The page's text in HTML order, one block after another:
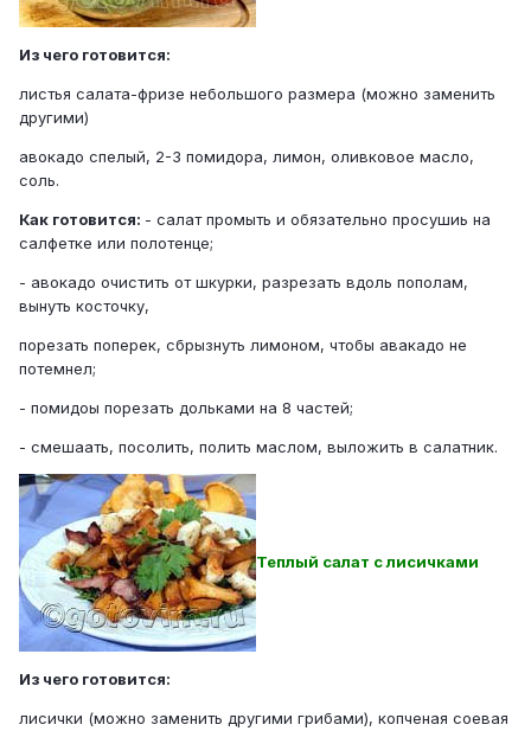
Из чего готовится:
листья салата-фризе небольшого размера (можно заменить
другими)
авокадо спелый, 2-3 помидора, лимон, оливковое масло,
соль.
Как готовится: - салат промыть и обязательно просушиь на
салфетке или полотенце;
- авокадо очистить от шкурки, разрезать вдоль пополам,
вынуть косточку,
порезать поперек, сбрызнуть лимоном, чтобы авакадо не
потемнел;
- помидоы порезать дольками на 8 частей;
- смешаать, посолить, полить маслом, выложить в салатник.
Теплый салат с лисичками
Из чего готовится:
лисички (можно заменить другими грибами), копченая соевая